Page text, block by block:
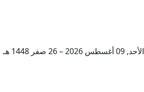
الأحد, 09 أغسطس 2026 – 26 صفر 1448 هـ